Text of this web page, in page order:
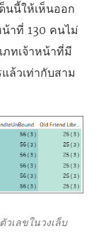
นนี้ให้เห็นออก
าที่ 130 คนไม่
ภทเจ้าหน้าที่มี
ล้วเท่ากับสาม
เลขในวงเล็บ